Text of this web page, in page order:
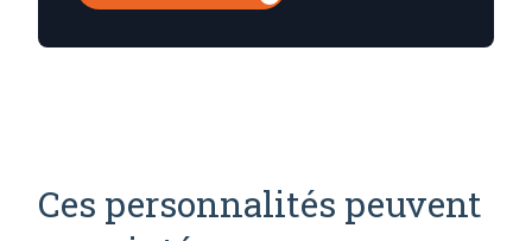
Ces personnalités peuvent